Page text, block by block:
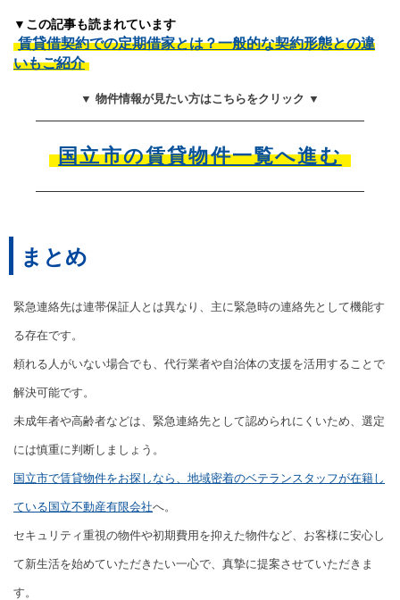
▼この記事も読まれています
賃貸借契約での定期借家とは？一般的な契約形態との違
いもご紹介
▼ 物件情報が見たい方はこちらをクリック ▼
国立市の賃貸物件一覧へ進む
まとめ
緊急連絡先は連帯保証人とは異なり、主に緊急時の連絡先として機能す
る存在です。
頼れる人がいない場合でも、代行業者や自治体の支援を活用することで
解決可能です。
未成年者や高齢者などは、緊急連絡先として認められにくいため、選定
には慎重に判断しましょう。
国立市で賃貸物件をお探しなら、地域密着のベテランスタッフが在籍し
ている国立不動産有限会社へ。
セキュリティ重視の物件や初期費用を抑えた物件など、お客様に安心し
て新生活を始めていただきたい一心で、真摯に提案させていただきま
す。